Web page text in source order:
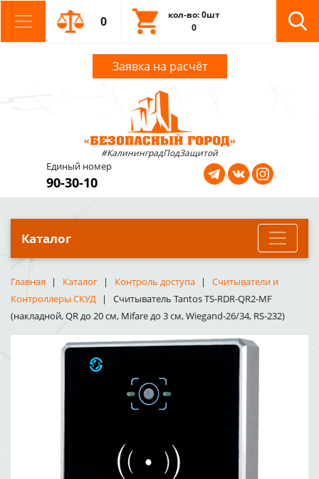
0
кол-во: 0шт
0
Заявка на расчёт
#КалининградПодЗащитой
Единый номер
90-30-10
Каталог
Главная Каталог Контроль доступа
Считыватели и
Контроллеры СКУД
Считыватель Tantos TS-RDR-QR2-MF
(накладной, QR до 20 см, Mifare до 3 см, Wiegand-26/34, RS-232)